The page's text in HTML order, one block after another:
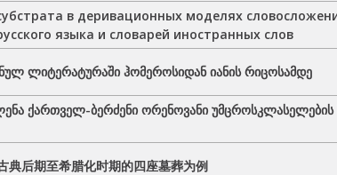
в деривационных моделях
языка и словарей иностранных слов
ლიტერატურაში ჰომეროსიდან იანის რიცოსამდე
ქართველ-ბერძენი ორენოვანი უმცროსკლასელების
典后期至希腊化时期的四座墓葬为例